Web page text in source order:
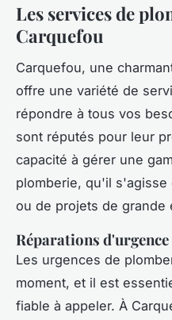
Les services de
Carquefou
Carquefou, une
offre une variété de
répondre à tous vos
sont réputés pour leur
capacité à gérer une
plomberie, qu'il s'agisse
ou de projets de grande
Réparations d'urgence
Les urgences de
moment, et il est
fiable à appeler. À